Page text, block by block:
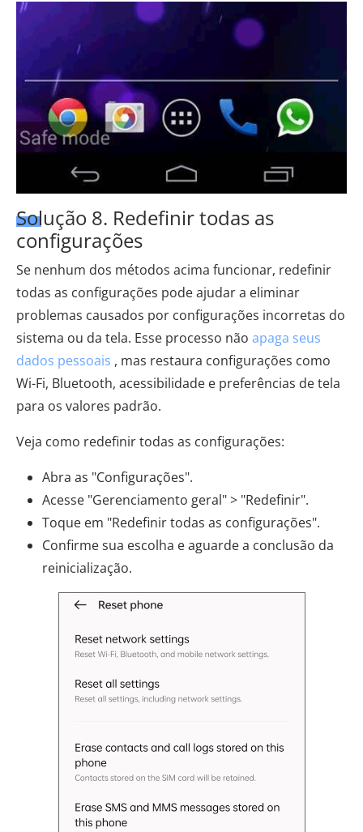
Solução 8. Redefinir todas as
configurações
Se nenhum dos métodos acima funcionar, redefinir
todas as configurações pode ajudar a eliminar
problemas causados ​​por configurações incorretas do
sistema ou da tela. Esse processo não apaga seus
dados pessoais , mas restaura configurações como
Wi-Fi, Bluetooth, acessibilidade e preferências de tela
para os valores padrão.
Veja como redefinir todas as configurações:
Abra as "Configurações".
Acesse "Gerenciamento geral" > "Redefinir".
Toque em "Redefinir todas as configurações".
Confirme sua escolha e aguarde a conclusão da
reinicialização.